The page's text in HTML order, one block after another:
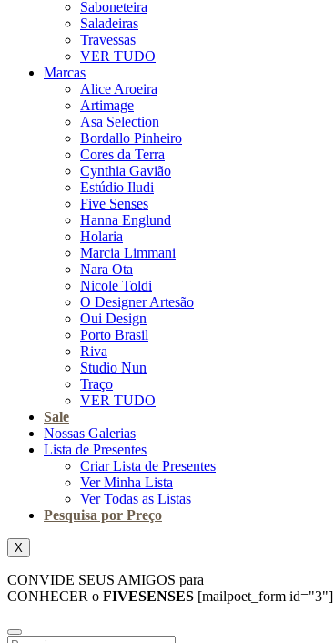
Saboneteira
Saladeiras
Travessas
VER TUDO
Marcas
Alice Aroeira
Artimage
Asa Selection
Bordallo Pinheiro
Cores da Terra
Cynthia Gavião
Estúdio Iludi
Five Senses
Hanna Englund
Holaria
Marcia Limmani
Nara Ota
Nicole Toldi
O Designer Artesão
Oui Design
Porto Brasil
Riva
Studio Nun
Traço
VER TUDO
Sale
Nossas Galerias
Lista de Presentes
Criar Lista de Presentes
Ver Minha Lista
Ver Todas as Listas
Pesquisa por Preço
X
CONVIDE SEUS AMIGOS para
CONHECER o FIVESENSES [mailpoet_form id="3"]